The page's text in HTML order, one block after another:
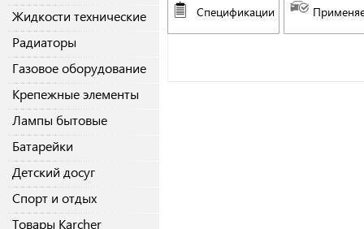
Жидкости технические
Радиаторы
Газовое оборудование
Крепежные элементы
Лампы бытовые
Батарейки
Детский досуг
Спорт и отдых
Товары Karcher
Спецификации